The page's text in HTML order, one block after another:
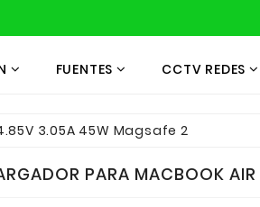
FUENTES CCTV REDES
3.05A 45W Magsafe 2
PARA MACBOOK